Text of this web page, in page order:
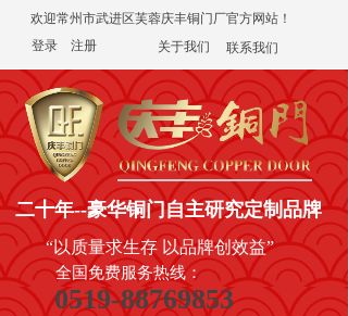
关于我们
登录 注册 联系我们
欢迎常州市武进区芙蓉庆丰铜门厂官方网站！
“以质量求生存 以品牌创效益”
0519-88769853
全国免费服务热线：
二十年--豪华铜门自主研究定制品牌